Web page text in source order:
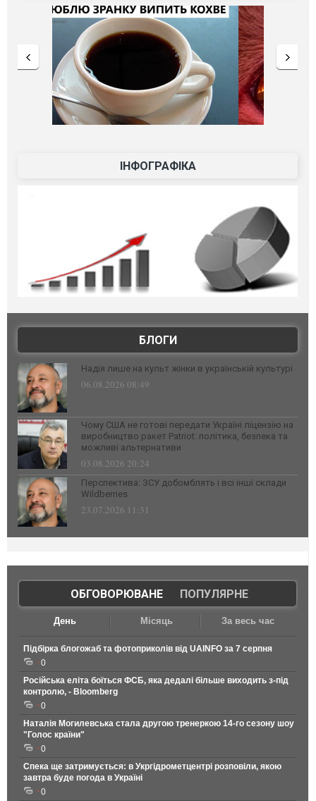
ІНФОГРАФІКА
БЛОГИ
Надія лише на культ жінки в українській культурі
06.08.2026 08:49
Чому США не готові передати Україні ліцензію на
виробництво ракет Patriot: політика, безпека та
можливі альтернативи
03.08.2026 20:24
Перспектива: ЗСУ добомблять і всі інші склади
Wildberries
23.07.2026 11:31
ОБГОВОРЮВАНЕ| ПОПУЛЯРНЕ
День Місяць За весь час
Підбірка блогожаб та фотоприколів від UAINFO за 7 серпня
0
Російська еліта боїться ФСБ, яка дедалі більше виходить з-під
контролю, - Bloomberg
0
Наталія Могилевська стала другою тренеркою 14-го сезону шоу
"Голос країни"
0
Спека ще затримується: в Укргідрометцентрі розповіли, якою
завтра буде погода в Україні
0